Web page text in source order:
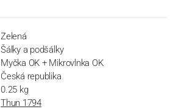
Zelená
Šálky a podšálky
Myčka OK + Mikrovlnka OK
Česká republika
0.25 kg
Thun 1794